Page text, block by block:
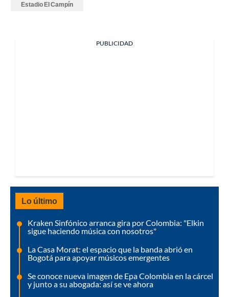
Estadio El Campín
PUBLICIDAD
Lo último
Kraken Sinfónico arranca gira por Colombia: "Elkin
sigue haciendo música con nosotros"
La Casa Morat: el espacio que la banda abrió en
Bogotá para apoyar músicos emergentes
Se conoce nueva imagen de Epa Colombia en la cárcel
y junto a su abogada: así se ve ahora